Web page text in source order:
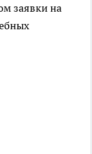
заявки на